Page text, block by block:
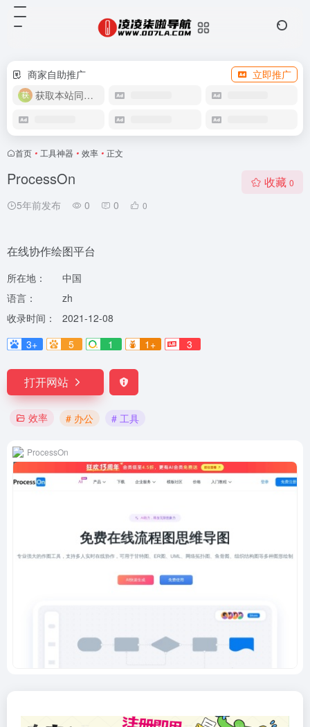
商家自助推广
立即推广
获取本站同款主题
首页 • 工具神器 • 效率 • 正文
ProcessOn
5年前发布 0 0 0
收藏 0
在线协作绘图平台
所在地：
中国
语言：
zh
收录时间：
2021-12-08
3+
5 1 1+ 3
打开网站
效率 # 办公 # 工具
ProcessOn